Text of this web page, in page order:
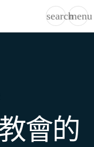
searchmenu
會的